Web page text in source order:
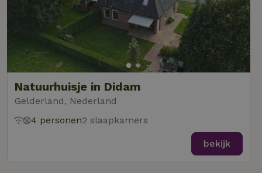
Natuurhuisje in Didam
Gelderland, Nederland
4 personen2 slaapkamers
bekijk